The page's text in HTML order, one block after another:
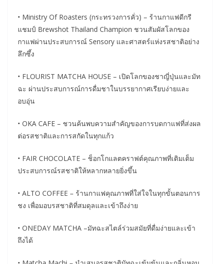
• Ministry Of Roasters (กระทรวงการคั่ว) – ร้านกาแฟดีกรี
แชมป์ Brewshot Thailand Champion ชวนสัมผัสโลกของ
กาแฟผ่านประสบการณ์ Sensory และศาสตร์แห่งรสชาติอย่าง
ลึกซึ้ง
• FLOURIST MATCHA HOUSE – เปิดโลกของชาญี่ปุ่นและมัท
ฉะ ผ่านประสบการณ์การดื่มชาในบรรยากาศเรียบง่ายและ
อบอุ่น
• OKA CAFE – ชวนค้นพบความสำคัญของการบดกาแฟที่ส่งผล
ต่อรสชาติและการสกัดในทุกแก้ว
• FAIR CHOCOLATE – ช็อกโกแลตคราฟต์คุณภาพที่เติมเต็ม
ประสบการณ์รสชาติให้หลากหลายยิ่งขึ้น
• ALTO COFFEE – ร้านกาแฟคุณภาพที่ใส่ใจในทุกขั้นตอนการ
ชง เพื่อมอบรสชาติที่สมดุลและเข้าถึงง่าย
• ONEDAY MATCHA –มัทฉะสไตล์ร่วมสมัยที่ดื่มง่ายและเข้า
ถึงได้